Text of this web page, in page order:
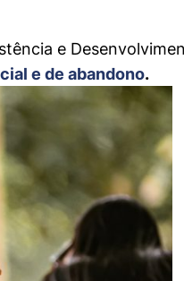
e
e de abandono.